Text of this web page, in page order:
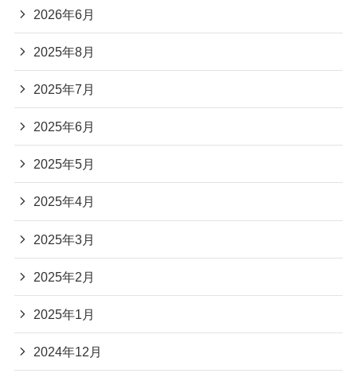
2026年6月
2025年8月
2025年7月
2025年6月
2025年5月
2025年4月
2025年3月
2025年2月
2025年1月
2024年12月